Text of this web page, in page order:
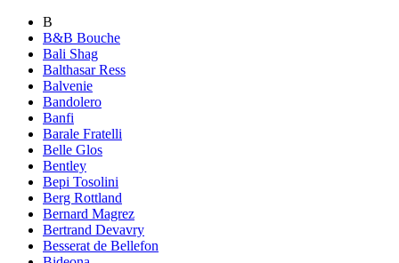
B
B&B Bouche
Bali Shag
Balthasar Ress
Balvenie
Bandolero
Banfi
Barale Fratelli
Belle Glos
Bentley
Bepi Tosolini
Berg Rottland
Bernard Magrez
Bertrand Devavry
Besserat de Bellefon